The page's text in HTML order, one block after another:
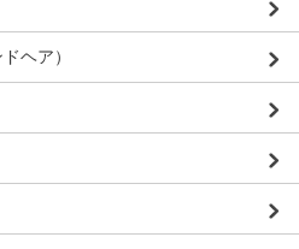
ヘア）